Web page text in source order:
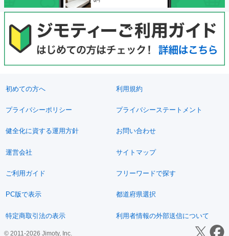
初めての方へ 利用規約
プライバシーポリシー プライバシーステートメント
健全化に資する運用方針 お問い合わせ
運営会社 サイトマップ
ご利用ガイド フリーワードで探す
PC版で表示 都道府県選択
特定商取引法の表示 利用者情報の外部送信について
© 2011-2026 Jimoty, Inc.